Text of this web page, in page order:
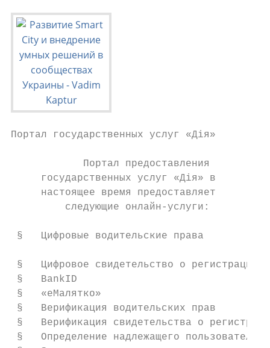
Портал государственных услуг «Дія»
            Портал предоставления
     государственных услуг «Дія» в
     настоящее время предоставляет
         следующие онлайн-услуги:
§   Цифровые водительские права
§   Цифровое свидетельство о регистрации
§   BankID
§   «еМалятко»
§   Верификация водительских прав
§   Верификация свидетельства о
§   Определение надлежащего пользователя